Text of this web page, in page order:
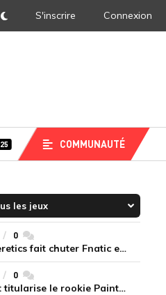
DarkMode
S'inscrire Connexion
25 COMMUNAUTÉ
0commentaires
LEC Summer 2026 : Team Heretics fait chuter Fnatic et lance enfin sa saison estivale
0commentaires
T1 place Oner sur le banc et titularise le rookie Painter face à Hanwha Life Esports